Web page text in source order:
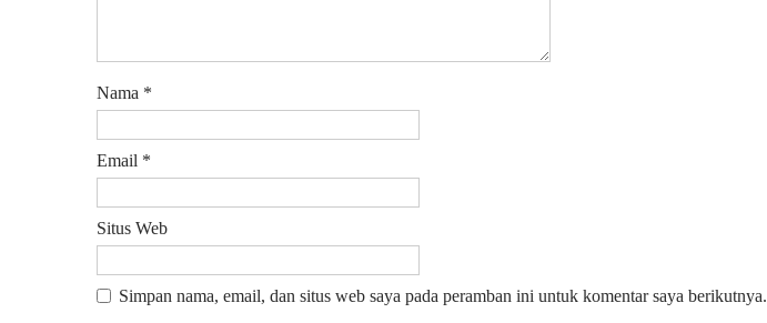
Nama *
Email *
Situs Web
Simpan nama, email, dan situs web saya pada peramban ini untuk komentar saya berikutnya.